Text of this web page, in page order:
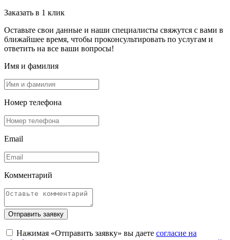
Заказать в 1 клик
Оставьте свои данные и наши специалисты свяжутся с вами в
ближайшее время, чтобы проконсультировать по услугам и
ответить на все ваши вопросы!
Имя и фамилия
Номер телефона
Email
Комментарий
Отправить заявку
Нажимая «Отправить заявку» вы даете согласие на